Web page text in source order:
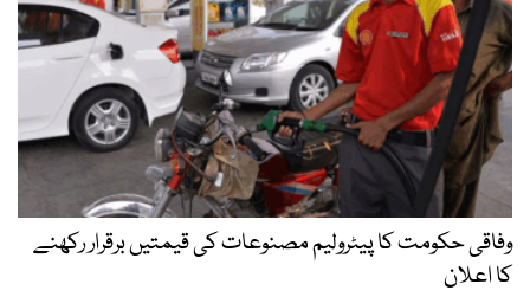
وفاقی حکومت کا پیٹرولیم مصنوعات کی قیمتیں برقرار رکھنے
کا اعلان